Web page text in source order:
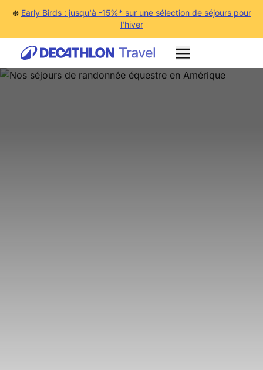
❄️ Early Birds : jusqu'à -15%* sur une sélection de séjours pour
l'hiver